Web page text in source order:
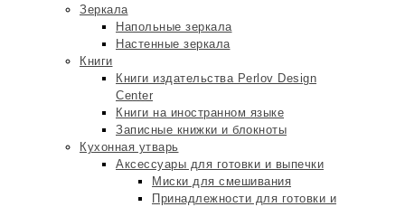
Зеркала
Напольные зеркала
Настенные зеркала
Книги
Книги издательства Perlov Design
Center
Книги на иностранном языке
Записные книжки и блокноты
Кухонная утварь
Аксессуары для готовки и выпечки
Миски для смешивания
Принадлежности для готовки и